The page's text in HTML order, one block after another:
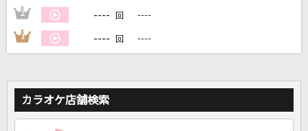
2 ---- 回 ----
3 ---- 回 ----
カラオケ店舗検索